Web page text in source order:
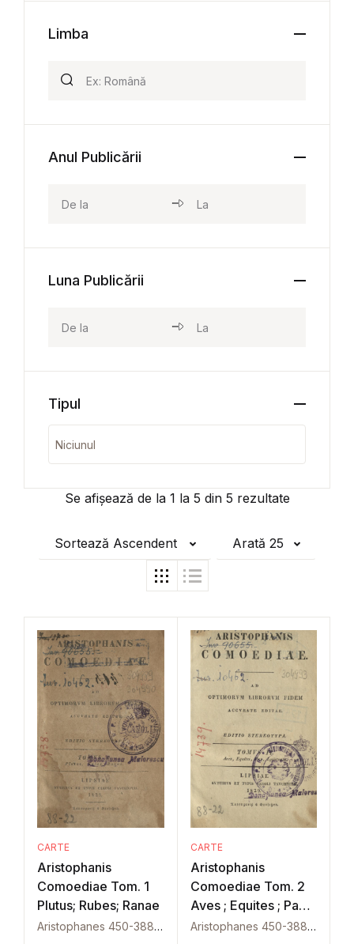
Se afișează de la 1 la 5 din 5 rezultate
Sortează Ascendent Arată 25
CARTE
Aristophanis
Comoediae Tom. 1
Plutus; Rubes; Ranae
Aristophanes 450-388 i.C.
CARTE
Aristophanis
Comoediae Tom. 2
Aves ; Equites ; Pax ;
Lysistrata
Aristophanes 450-388 i.C.
Limba
Anul Publicării
Luna Publicării
Tipul